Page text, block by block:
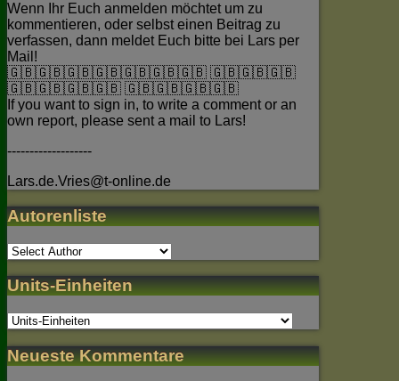
Wenn Ihr Euch anmelden möchtet um zu
kommentieren, oder selbst einen Beitrag zu
verfassen, dann meldet Euch bitte bei Lars per
Mail!
🇬🇧🇬🇧🇬🇧🇬🇧🇬🇧🇬🇧🇬🇧 🇬🇧🇬🇧🇬🇧
🇬🇧🇬🇧🇬🇧🇬🇧 🇬🇧🇬🇧🇬🇧🇬🇧
If you want to sign in, to write a comment or an
own report, please sent a mail to Lars!
-------------------
Lars.de.Vries@t-online.de
Autorenliste
Units-Einheiten
Neueste Kommentare